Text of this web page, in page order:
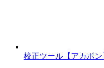
校正ツール【アカポ